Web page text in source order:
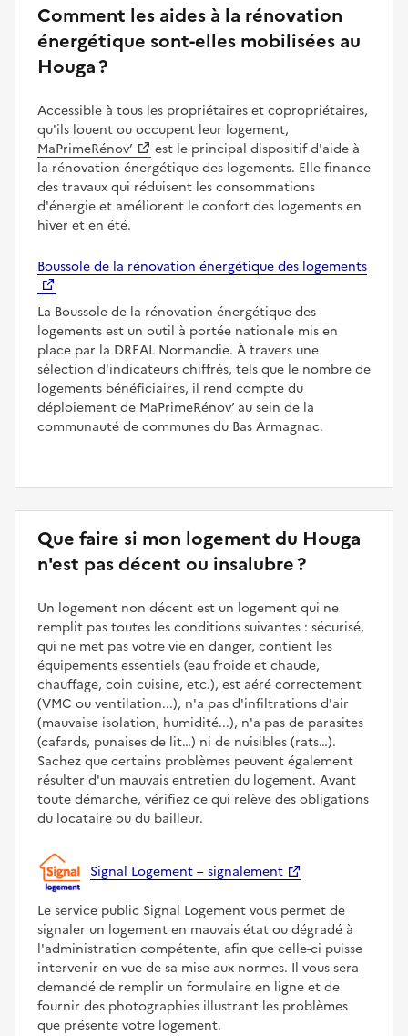
Comment les aides à la rénovation
énergétique sont-elles mobilisées au
Houga ?
Accessible à tous les propriétaires et copropriétaires,
qu'ils louent ou occupent leur logement,
MaPrimeRénov’
est le principal dispositif d'aide à
la rénovation énergétique des logements. Elle finance
des travaux qui réduisent les consommations
d'énergie et améliorent le confort des logements en
hiver et en été.
Boussole de la rénovation énergétique des logements
La Boussole de la rénovation énergétique des
logements est un outil à portée nationale mis en
place par la DREAL Normandie. À travers une
sélection d'indicateurs chiffrés, tels que le nombre de
logements bénéficiaires, il rend compte du
déploiement de MaPrimeRénov’ au sein de la
communauté de communes du Bas Armagnac.
Que faire si mon logement du Houga
n'est pas décent ou insalubre ?
Un logement non décent est un logement qui ne
remplit pas toutes les conditions suivantes : sécurisé,
qui ne met pas votre vie en danger, contient les
équipements essentiels (eau froide et chaude,
chauffage, coin cuisine, etc.), est aéré correctement
(VMC ou ventilation...), n'a pas d'infiltrations d'air
(mauvaise isolation, humidité...), n'a pas de parasites
(cafards, punaises de lit…) ni de nuisibles (rats…).
Sachez que certains problèmes peuvent également
résulter d'un mauvais entretien du logement. Avant
toute démarche, vérifiez ce qui relève des obligations
du locataire ou du bailleur.
Signal Logement – signalement
Le service public Signal Logement vous permet de
signaler un logement en mauvais état ou dégradé à
l'administration compétente, afin que celle-ci puisse
intervenir en vue de sa mise aux normes. Il vous sera
demandé de remplir un formulaire en ligne et de
fournir des photographies illustrant les problèmes
que présente votre logement.